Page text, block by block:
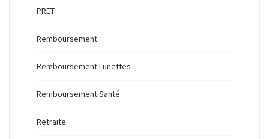
PRET
Remboursement
Remboursement Lunettes
Remboursement Santé
Retraite